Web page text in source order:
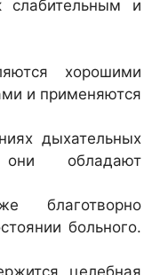
слабительным и
хорошими
и применяются
дыхательных
обладают
благотворно
больного.
целебная